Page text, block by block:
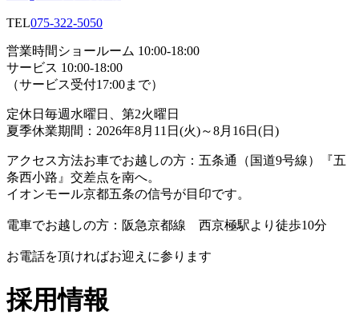
TEL075-322-5050
営業時間 ショールーム 10:00-18:00
サービス 10:00-18:00
（サービス受付17:00まで）
定休日 毎週水曜日、第2火曜日
夏季休業期間：2026年8月11日(火)～8月16日(日)
アクセス方法お車でお越しの方：五条通（国道9号線）『五
条西小路』交差点を南へ。
イオンモール京都五条の信号が目印です。
電車でお越しの方：阪急京都線 西京極駅より徒歩10分
お電話を頂ければお迎えに参ります
採用情報